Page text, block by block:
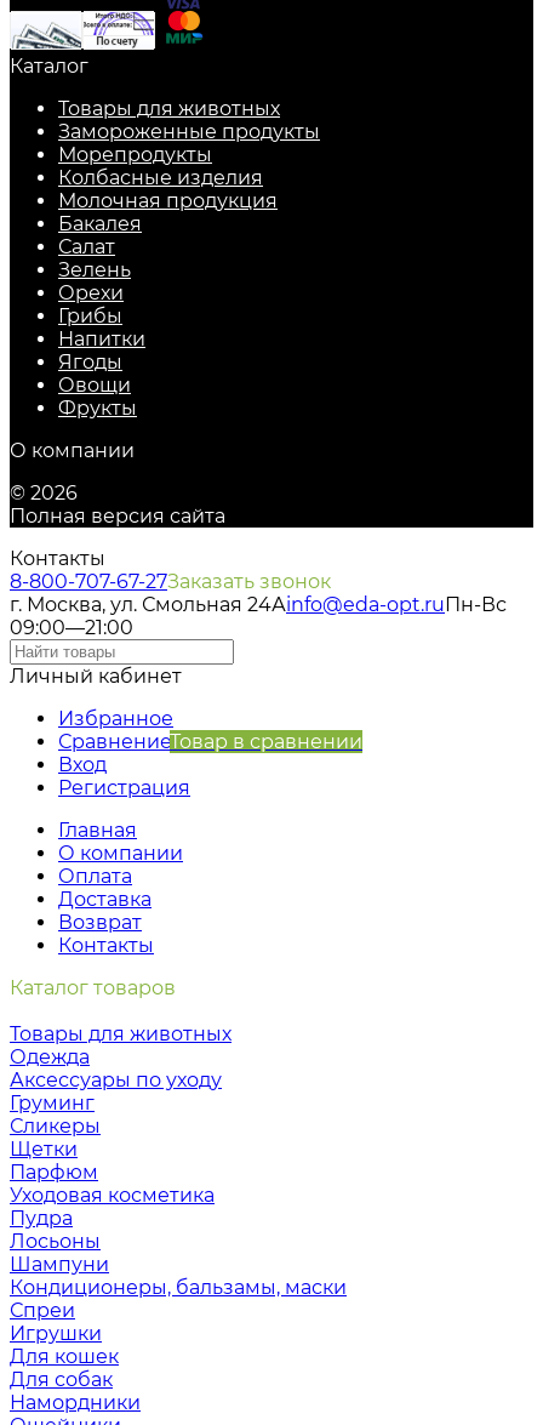
Каталог
Товары для животных
Замороженные продукты
Морепродукты
Колбасные изделия
Молочная продукция
Бакалея
Салат
Зелень
Орехи
Грибы
Напитки
Ягоды
Овощи
Фрукты
О компании
© 2026
Полная версия сайта
Контакты
8-800-707-67-27Заказать звонок
г. Москва, ул. Смольная 24Аinfo@eda-opt.ruПн-Вс
09:00—21:00
Личный кабинет
Избранное
СравнениеТовар в сравнении
Вход
Регистрация
Главная
О компании
Оплата
Доставка
Возврат
Контакты
Каталог товаров
Товары для животных
Одежда
Аксессуары по уходу
Груминг
Сликеры
Щетки
Парфюм
Уходовая косметика
Пудра
Лосьоны
Шампуни
Кондиционеры, бальзамы, маски
Спреи
Игрушки
Для кошек
Для собак
Намордники